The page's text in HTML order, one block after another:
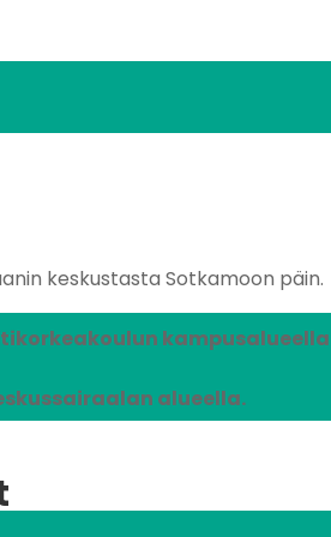
keskustasta Sotkamoon päin.
alueella.